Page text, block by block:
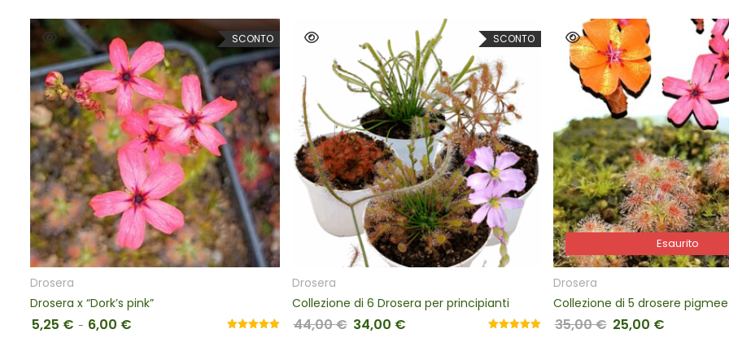
SCONTO
SCEGLI
x “Dork’s pink”
6,00 € Fascia di prezzo: da 5,25 € a 6,00 €
SCONTO
AGGIUNGI AL CARRELLO
Collezione di 6 Drosera per principianti
44,00€ Il prezzo originale era: 44,00 €.
34,00€ Il prezzo attuale è: 34,00 €.
Collezione di 5 drosere pigmee
35,00€ Il prezzo originale era: 35,00 €.
25,00€ Il prezzo attuale è: